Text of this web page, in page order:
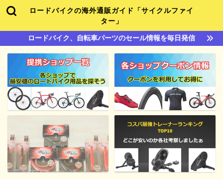
ロードバイクの海外通販ガイド「サイクルファイ
ター」
ロードバイク、自転車パーツのセール情報を毎日発信